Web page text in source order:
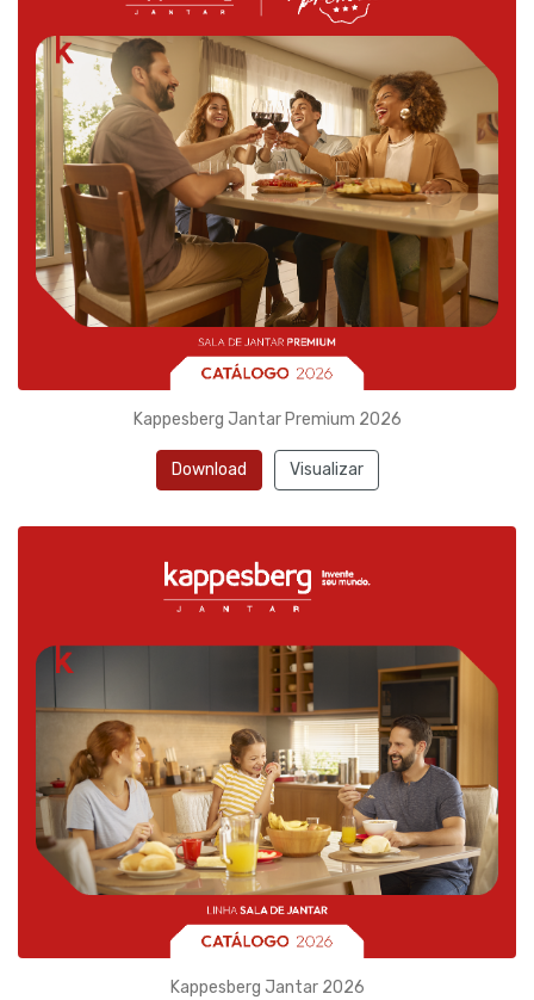
Kappesberg Jantar Premium 2026
Download Visualizar
Kappesberg Jantar 2026